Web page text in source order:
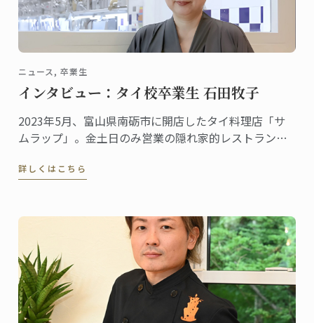
ニュース, 卒業生
インタビュー：タイ校卒業生 石田牧子
2023年5月、富山県南砺市に開店したタイ料理店「サ
ムラップ」。金土日のみ営業の隠れ家的レストランに
既に評判、地元客はもちろん、遠くから足を延ばす人
詳しくはこちら